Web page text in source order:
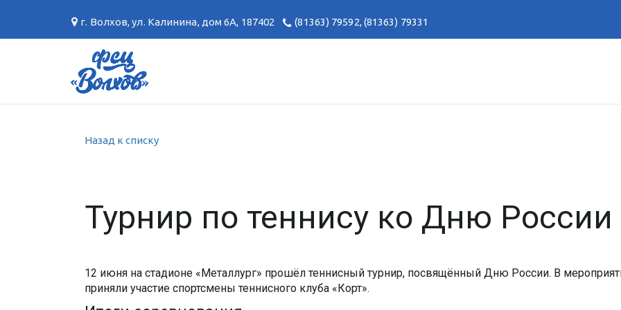
г. Волхов,ул. Калинина, дом 6А, 187402 (81363) 79592,(81363) 79331
Назад к списку
Турнир по теннису ко Дню России
12 июня на стадионе «Металлург» прошёл теннисный турнир, посвящённый Дню России. В
приняли участие спортсмены теннисного клуба «Корт».